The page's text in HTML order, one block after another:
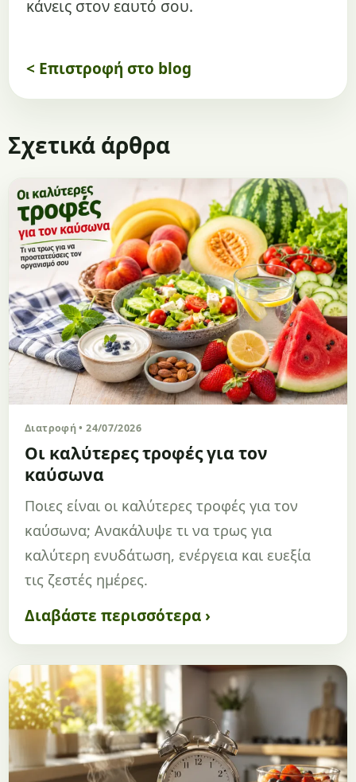
κάνεις στον εαυτό σου.
< Επιστροφή στο blog
Σχετικά άρθρα
Διατροφή • 24/07/2026
Οι καλύτερες τροφές για τον
καύσωνα
Ποιες είναι οι καλύτερες τροφές για τον
καύσωνα; Ανακάλυψε τι να τρως για
καλύτερη ενυδάτωση, ενέργεια και ευεξία
τις ζεστές ημέρες.
Διαβάστε περισσότερα ›